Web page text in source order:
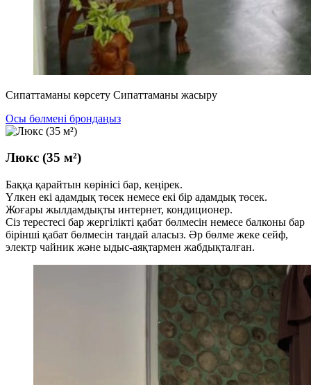
Сипаттаманы көрсету Сипаттаманы жасыру
Осы бөлмені брондаңыз
Люкс (35 м²)
Баққа қарайтын көрінісі бар, кеңірек.
Үлкен екі адамдық төсек немесе екі бір адамдық төсек.
Жоғары жылдамдықты интернет, кондиционер.
Сіз терестесі бар жергілікті қабат бөлмесін немесе балконы бар
бірінші қабат бөлмесін таңдай аласыз. Әр бөлме жеке сейф,
электр чайник және ыдыс-аяқтармен жабдықталған.